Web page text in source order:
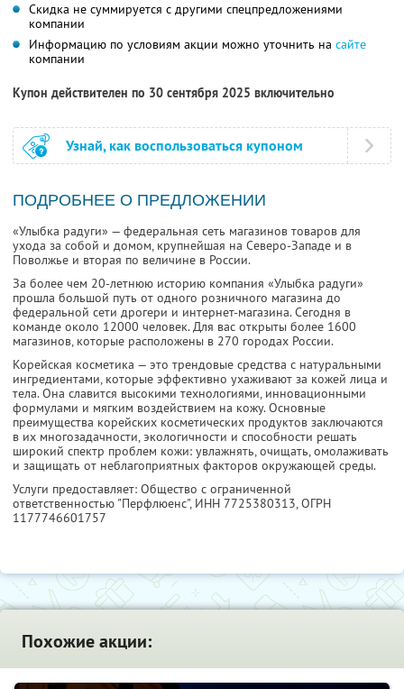
Скидка не суммируется с другими спецпредложениями
компании
Информацию по условиям акции можно уточнить на сайте
компании
Купон действителен по 30 сентября 2025 включительно
Узнай, как воспользоваться купоном
ПОДРОБНЕЕ О ПРЕДЛОЖЕНИИ
«Улыбка радуги» — федеральная сеть магазинов товаров для
ухода за собой и домом, крупнейшая на Северо-Западе и в
Поволжье и вторая по величине в России.
За более чем 20-летнюю историю компания «Улыбка радуги»
прошла большой путь от одного розничного магазина до
федеральной сети дрогери и интернет-магазина. Сегодня в
команде около 12000 человек. Для вас открыты более 1600
магазинов, которые расположены в 270 городах России.
Корейская косметика — это трендовые средства с натуральными
ингредиентами, которые эффективно ухаживают за кожей лица и
тела. Она славится высокими технологиями, инновационными
формулами и мягким воздействием на кожу. Основные
преимущества корейских косметических продуктов заключаются
в их многозадачности, экологичности и способности решать
широкий спектр проблем кожи: увлажнять, очищать, омолаживать
и защищать от неблагоприятных факторов окружающей среды.
Услуги предоставляет: Общество с ограниченной
ответственностью "Перфлюенс", ИНН 7725380313, ОГРН
1177746601757
Похожие акции: